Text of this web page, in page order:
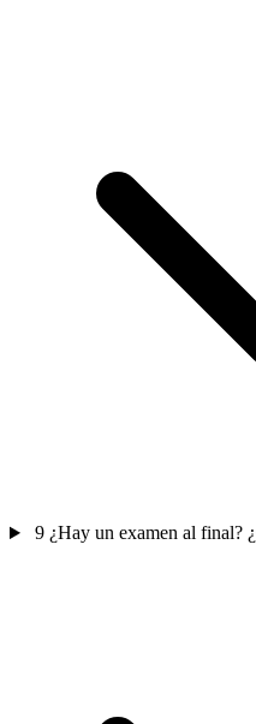
9 ¿Hay un examen al final?